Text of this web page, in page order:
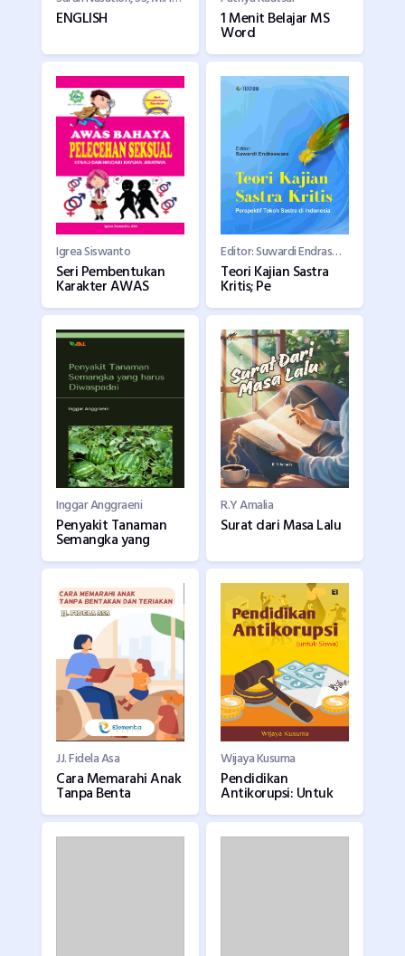
ENGLISH 1 Menit Belajar MS
Word
Igrea Siswanto
Seri Pembentukan
Karakter AWAS
Editor: Suwardi Endraswara
Teori Kajian Sastra
Kritis; Pe
Inggar Anggraeni
Penyakit Tanaman
Semangka yang
R.Y Amalia
Surat dari Masa Lalu
JJ. Fidela Asa
Cara Memarahi Anak
Tanpa Benta
Wijaya Kusuma
Pendidikan
Antikorupsi: Untuk